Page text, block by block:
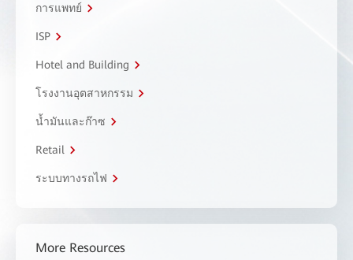
การแพทย์
ISP
Hotel and Building
โรงงานอุตสาหกรรม
น้ำมันและก๊าซ
Retail
ระบบทางรถไฟ
More Resources